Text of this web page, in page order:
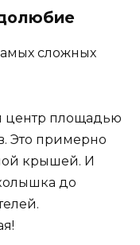
сложных
центр площадью
Это примерно
крышей. И
до